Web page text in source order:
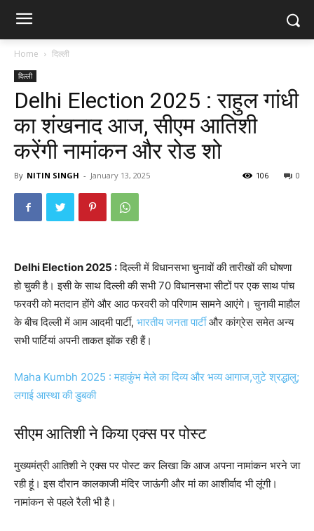
Home दिल्ली
दिल्ली
Delhi Election 2025 : राहुल गांधी
का शंखनाद आज, सीएम आतिशी
करेंगी नामांकन और रोड शो
By NITIN SINGH - January 13, 2025 0
106
Delhi Election 2025 :दिल्ली में विधानसभा चुनावों की तारीखों की घोषणा
हो चुकी है। इसी के साथ दिल्ली की सभी 70 विधानसभा सीटों पर एक साथ पांच
फरवरी को मतदान होंगे और आठ फरवरी को परिणाम सामने आएंगे। चुनावी माहौल
के बीच दिल्ली में आम आदमी पार्टी, भारतीय जनता पार्टीऔर कांग्रेस समेत अन्य
सभी पार्टियां अपनी ताकत झोंक रही हैं।
Maha Kumbh 2025 : महाकुंभ मेले का दिव्य और भव्य आगाज,जुटे श्रद्धालु;
लगाई आस्था की डुबकी
सीएम आतिशी ने किया एक्स पर पोस्ट
मुख्यमंत्री आतिशी ने एक्स पर पोस्ट कर लिखा कि आज अपना नामांकन भरने जा
रही हूं। इस दौरान कालकाजी मंदिर जाऊंगी और मां का आशीर्वाद भी लूंगी।
नामांकन से पहले रैली भी है।